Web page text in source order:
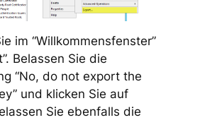
im “Willkommensfenster”
Belassen Sie die
“No, do not export the
und klicken Sie auf
Sie ebenfalls die